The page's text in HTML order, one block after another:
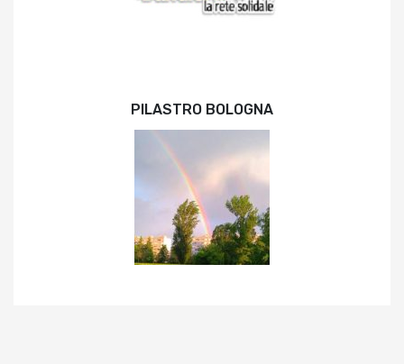
PILASTRO BOLOGNA